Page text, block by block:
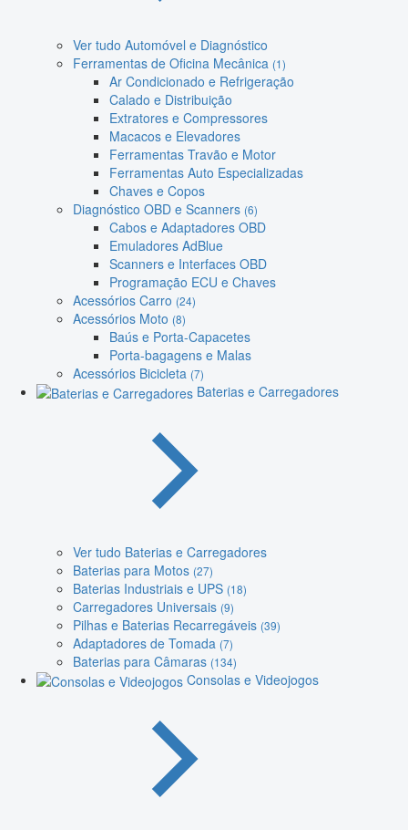
Ver tudo Automóvel e Diagnóstico
Ferramentas de Oficina Mecânica (1)
Ar Condicionado e Refrigeração
Calado e Distribuição
Extratores e Compressores
Macacos e Elevadores
Ferramentas Travão e Motor
Ferramentas Auto Especializadas
Chaves e Copos
Diagnóstico OBD e Scanners (6)
Cabos e Adaptadores OBD
Emuladores AdBlue
Scanners e Interfaces OBD
Programação ECU e Chaves
Acessórios Carro (24)
Acessórios Moto (8)
Baús e Porta-Capacetes
Porta-bagagens e Malas
Acessórios Bicicleta (7)
Baterias e Carregadores
Ver tudo Baterias e Carregadores
Baterias para Motos (27)
Baterias Industriais e UPS (18)
Carregadores Universais (9)
Pilhas e Baterias Recarregáveis (39)
Adaptadores de Tomada (7)
Baterias para Câmaras (134)
Consolas e Videojogos